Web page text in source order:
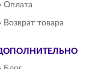
Оплата
Возврат товара